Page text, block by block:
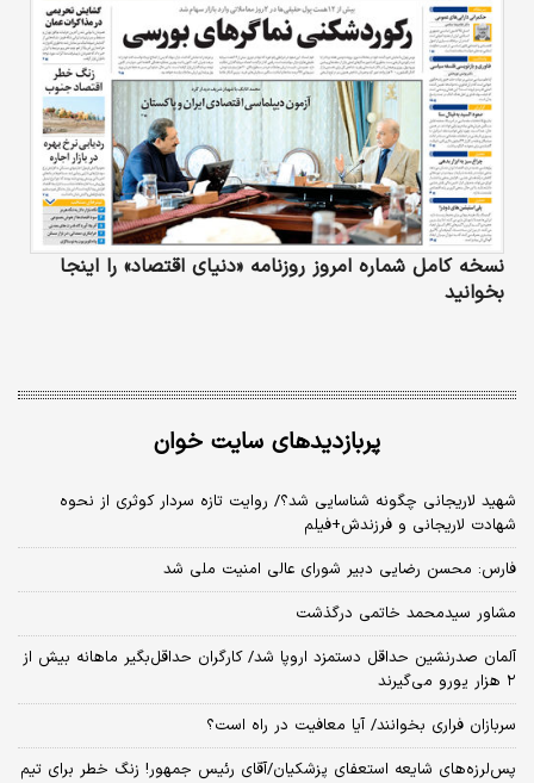
نسخه کامل شماره امروز روزنامه «دنیای‌ اقتصاد» را اینجا
بخوانید
پربازدیدهای سایت خوان
شهید لاریجانی چگونه شناسایی شد؟/ روایت تازه سردار کوثری از نحوه
شهادت لاریجانی و فرزندش+فیلم
فارس: محسن رضایی دبیر شورای عالی امنیت ملی شد
مشاور سیدمحمد خاتمی درگذشت
آلمان صدرنشین حداقل دستمزد اروپا شد/ کارگران حداقل‌بگیر ماهانه بیش از
۲ هزار یورو می‌گیرند
سربازان فراری بخوانند/ آیا معافیت در راه است؟
پس‌لرزه‌های شایعه استعفای پزشکیان/آقای رئیس جمهور! زنگ خطر برای تیم